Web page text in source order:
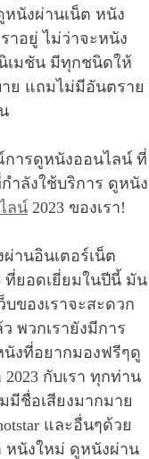
นังผ่านเน็ต หนัง
าอยู่ ไม่ว่าจะหนัง
เมชัน มีทุกชนิดให้
ย แถมไม่มีอันตราย
การดูหนังออนไลน์ ที่
ำลังใช้บริการ ดูหนัง
ลน์ 2023 ของเรา!
ผ่านอินเตอร์เน็ต
ที่ยอดเยี่ยมในปีนี้ มัน
ของเราจะสะดวก
พวกเรายังมีการ
งที่อยากมองฟรีๆดู
กับเรา ทุกท่าน
มีชื่อเสียงมากมาย
และอื่นๆด้วย
หนังใหม่ ดูหนังผ่าน